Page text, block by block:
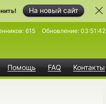
На новый сайт
Помощь FAQ Контакты
615 Обновление: 03:51:42